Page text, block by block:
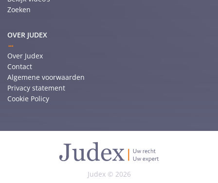
Zoeken
OVER JUDEX
Over Judex
Contact
Algemene voorwaarden
Privacy statement
Cookie Policy
Judex © 2026